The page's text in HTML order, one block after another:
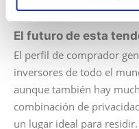
El futuro de esta
El perfil de comprador
inversores de todo el
aunque también hay
combinación de
un lugar ideal para residir.